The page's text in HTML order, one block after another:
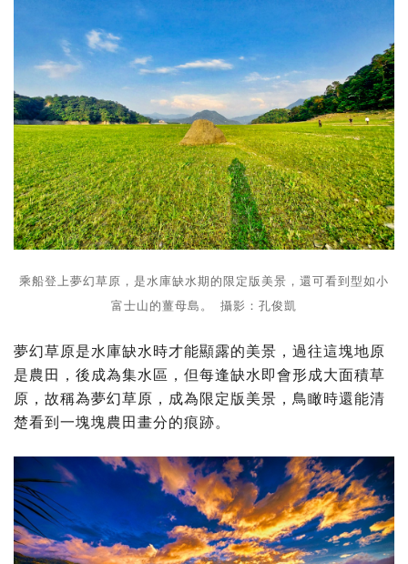
乘船登上夢幻草原，是水庫缺水期的限定版美景，還可看到型如小
富士山的薑母島。 攝影：孔俊凱
夢幻草原是水庫缺水時才能顯露的美景，過往這塊地原
是農田，後成為集水區，但每逢缺水即會形成大面積草
原，故稱為夢幻草原，成為限定版美景，鳥瞰時還能清
楚看到一塊塊農田畫分的痕跡。